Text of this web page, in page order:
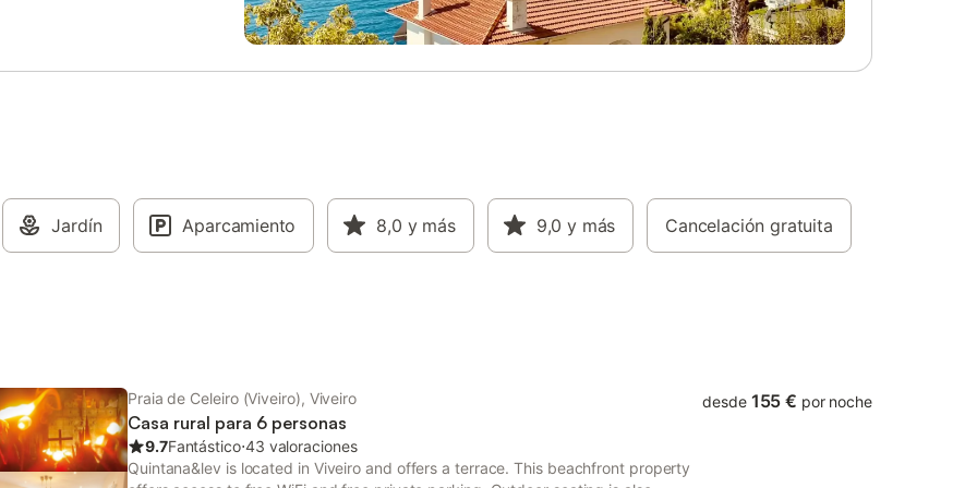
del check-in. El depósito de
el murmullo del mar por
relajarse en el patio privado
a todos los que visiten esta
la relajación y la lectura. El
del día de Check-out). Mascotas:
Permitidas. Fumar: No permitido. Eventos:
No permitidos. Apto para: niños y bebés.
Una casa que destaca por su equilibrado
jardín por otro. Una propiedad cerrada,
segura e íntima, con vistas al mar y a sus
espectaculares puestas de sol. La casa
Jardín Aparcamiento 8,0 y más 9,0 y más Cancelación gratuita
Praia de Celeiro (Viveiro), Viveiro
Casa rural para 6 personas
9.7Fantástico⋅43 valoraciones
Quintana&lev is located in Viveiro and offers a terrace. This beachfront property
desde 155 € por noche